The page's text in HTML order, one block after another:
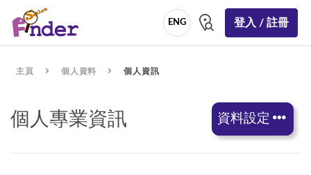
ENG 登入 / 註冊
主頁 個人資料 個人資訊
個人專業資訊 資料設定